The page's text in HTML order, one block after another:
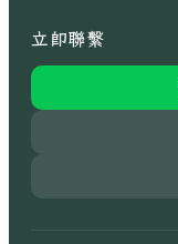
立即聯繫